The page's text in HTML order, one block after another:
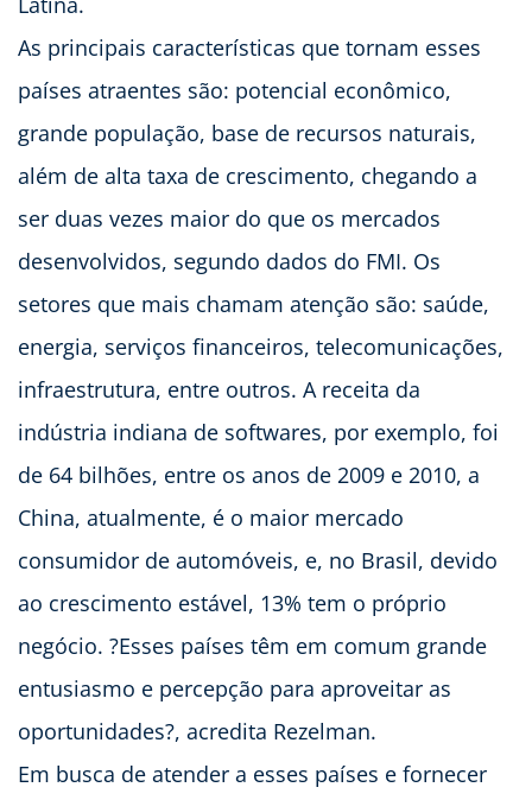
As principais características que tornam esses
países atraentes são: potencial econômico,
grande população, base de recursos naturais,
além de alta taxa de crescimento, chegando a
ser duas vezes maior do que os mercados
desenvolvidos, segundo dados do FMI. Os
setores que mais chamam atenção são: saúde,
energia, serviços financeiros, telecomunicações,
infraestrutura, entre outros. A receita da
indústria indiana de softwares, por exemplo, foi
de 64 bilhões, entre os anos de 2009 e 2010, a
China, atualmente, é o maior mercado
consumidor de automóveis, e, no Brasil, devido
ao crescimento estável, 13% tem o próprio
negócio. ?Esses países têm em comum grande
entusiasmo e percepção para aproveitar as
oportunidades?, acredita Rezelman.
Em busca de atender a esses países e fornecer